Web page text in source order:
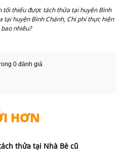
tối thiểu được tách thửa tại huyện Bình
tại huyện Bình Chánh, Chi phí thực hiện
nhiêu?
0 đánh giá
HƠN
thửa tại Nhà Bè cũ